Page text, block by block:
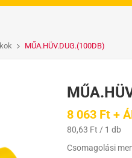
MŰA.HÜV.DUG.(100DB)
8 063 Ft +
80,63 Ft / 1 db
Csomagolási